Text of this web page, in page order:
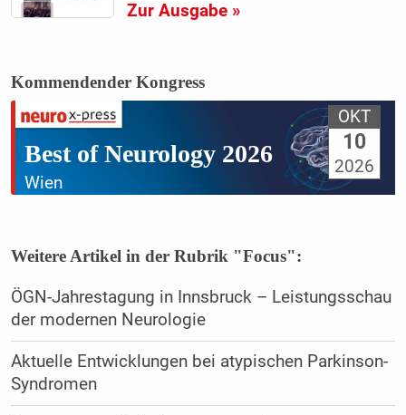
Zur Ausgabe »
Kommendender Kongress
Best of Neurology 2026
Wien
OKT
10
2026
Weitere Artikel in der Rubrik "Focus":
ÖGN-Jahrestagung in Innsbruck – Leistungsschau
der modernen Neurologie
Aktuelle Entwicklungen bei atypischen Parkinson-
Syndromen